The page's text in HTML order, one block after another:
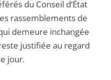
du Conseil d’État
rassemblements de
demeure inchangée
justifiée au regard
jour.